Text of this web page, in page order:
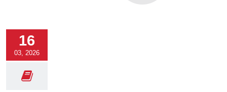
16
03, 2026